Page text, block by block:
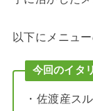
以下にメニュー
今回のイタ
・佐渡産ス